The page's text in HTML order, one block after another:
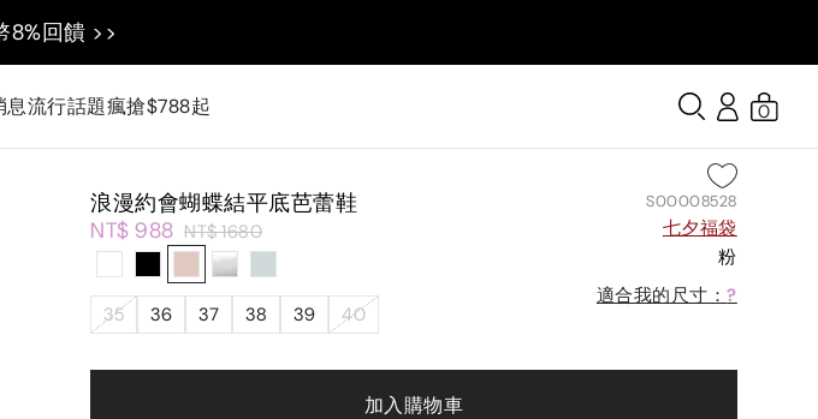
8%回饋 >>
息流行話題瘋搶$788起 0
浪漫約會蝴蝶結平底芭蕾鞋 S00008528
NT$ 988 NT$ 1680
七夕福袋
粉
35 36 37 38 39 40
適合我的尺寸：?
加入購物車